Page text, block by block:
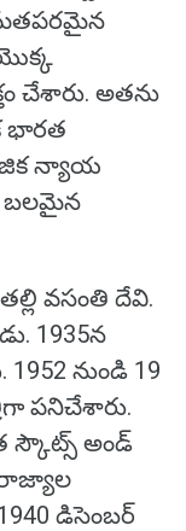
చేశారు. అతను
భారత
న్యాయ
బలమైన
వసంతి దేవి.
1935న
నుండి 19
పనిచేశారు.
స్కౌట్స్ అండ్
రాజ్యాల
డిసెంబర్